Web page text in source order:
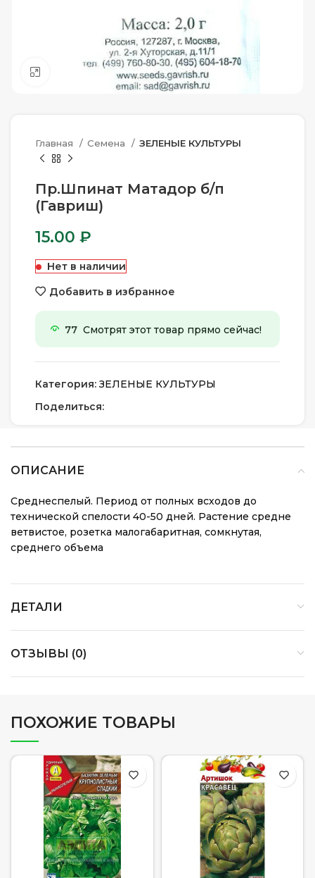
Нажмите, чтобы увеличить
Главная Семена ЗЕЛЕНЫЕ КУЛЬТУРЫ
Пр.Шпинат Матадор б/п
(Гавриш)
15.00 ₽
Нет в наличии
Добавить в избранное
77 Смотрят этот товар прямо сейчас!
Категория: ЗЕЛЕНЫЕ КУЛЬТУРЫ
Поделиться:
ОПИСАНИЕ
Среднеспелый. Период от полных всходов до
технической спелости 40-50 дней. Растение средне
ветвистое, розетка малогабаритная, сомкнутая,
среднего объема
ДЕТАЛИ
ОТЗЫВЫ (0)
ПОХОЖИЕ ТОВАРЫ